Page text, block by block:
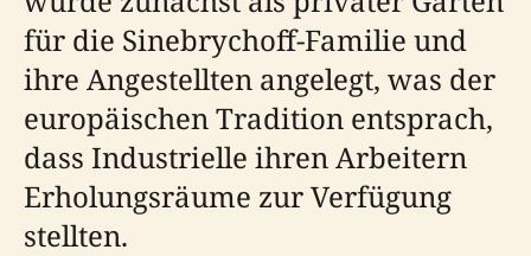
für die Sinebrychoff-Familie und
ihre Angestellten angelegt, was der
europäischen Tradition entsprach,
dass Industrielle ihren Arbeitern
Erholungsräume zur Verfügung
stellten.